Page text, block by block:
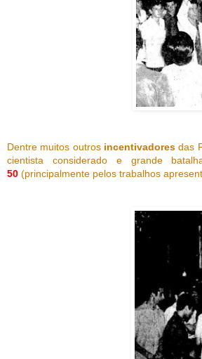
Dentre muitos outros incentivadores das
cientista considerado e grande
50 (principalmente pelos trabalhos